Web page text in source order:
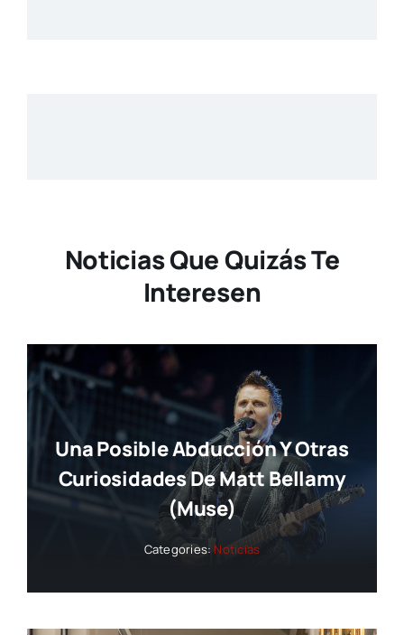
Noticias Que Quizás Te
Interesen
Una Posible Abducción Y Otras
Curiosidades De Matt Bellamy
(Muse)
Categories: Noticias